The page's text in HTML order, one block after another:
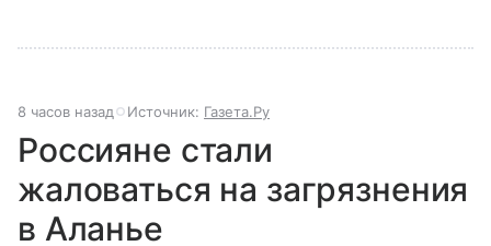
8 часов назад Источник: Газета.Ру
Россияне стали
жаловаться на загрязнения
в Аланье